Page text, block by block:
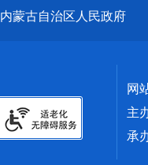
内蒙古自治区人民政府
网
主
承